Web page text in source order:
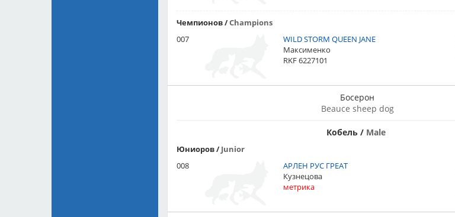
Чемпионов/Champions
007
WILD STORM QUEEN JANE
Максименко
RKF 6227101
Босерон
Beauce sheep dog
Кобель / Male
Юниоров/Junior
008
АРЛЕН РУС ГРЕАТ
Кузнецова
метрика